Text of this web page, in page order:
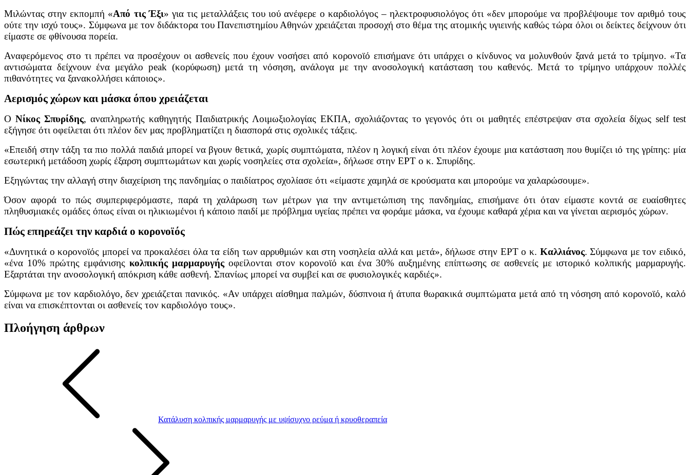
Μιλώντας στην εκπομπή «Από τις Έξι» για τις μεταλλάξεις του ιού ανέφερε ο καρδιολόγος – ηλεκτροφυσιολόγος ότι «δεν μπορούμε να προβλέψουμε τον αριθμό τους
ούτε την ισχύ τους». Σύμφωνα με τον διδάκτορα του Πανεπιστημίου Αθηνών χρειάζεται προσοχή στο θέμα της ατομικής υγιεινής καθώς τώρα όλοι οι δείκτες δείχνουν ότι
είμαστε σε φθίνουσα πορεία.
Αναφερόμενος στο τι πρέπει να προσέχουν οι ασθενείς που έχουν νοσήσει από κορονοϊό επισήμανε ότι υπάρχει ο κίνδυνος να μολυνθούν ξανά μετά το τρίμηνο. «Τα
αντισώματα δείχνουν ένα μεγάλο peak (κορύφωση) μετά τη νόσηση, ανάλογα με την ανοσολογική κατάσταση του καθενός. Μετά το τρίμηνο υπάρχουν πολλές
πιθανότητες να ξανακολλήσει κάποιος».
Αερισμός χώρων και μάσκα όπου χρειάζεται
Ο Νίκος Σπυρίδης, αναπληρωτής καθηγητής Παιδιατρικής Λοιμωξιολογίας ΕΚΠΑ, σχολιάζοντας το γεγονός ότι οι μαθητές επέστρεψαν στα σχολεία δίχως self test
εξήγησε ότι οφείλεται ότι πλέον δεν μας προβληματίζει η διασπορά στις σχολικές τάξεις.
«Επειδή στην τάξη τα πιο πολλά παιδιά μπορεί να βγουν θετικά, χωρίς συμπτώματα, πλέον η λογική είναι ότι πλέον έχουμε μια κατάσταση που θυμίζει ιό της γρίπης: μία
εσωτερική μετάδοση χωρίς έξαρση συμπτωμάτων και χωρίς νοσηλείες στα σχολεία», δήλωσε στην ΕΡΤ ο κ. Σπυρίδης.
Εξηγώντας την αλλαγή στην διαχείριση της πανδημίας ο παιδίατρος σχολίασε ότι «είμαστε χαμηλά σε κρούσματα και μπορούμε να χαλαρώσουμε».
Όσον αφορά το πώς συμπεριφερόμαστε, παρά τη χαλάρωση των μέτρων για την αντιμετώπιση της πανδημίας, επισήμανε ότι όταν είμαστε κοντά σε ευαίσθητες
πληθυσμιακές ομάδες όπως είναι οι ηλικιωμένοι ή κάποιο παιδί με πρόβλημα υγείας πρέπει να φοράμε μάσκα, να έχουμε καθαρά χέρια και να γίνεται αερισμός χώρων.
Πώς επηρεάζει την καρδιά ο κορονοϊός
«Δυνητικά ο κορονοϊός μπορεί να προκαλέσει όλα τα είδη των αρρυθμιών και στη νοσηλεία αλλά και μετά», δήλωσε στην ΕΡΤ ο κ. Καλλιάνος. Σύμφωνα με τον ειδικό,
«ένα 10% πρώτης εμφάνισης κολπικής μαρμαρυγής οφείλονται στον κορονοϊό και ένα 30% αυξημένης επίπτωσης σε ασθενείς με ιστορικό κολπικής μαρμαρυγής.
Εξαρτάται την ανοσολογική απόκριση κάθε ασθενή. Σπανίως μπορεί να συμβεί και σε φυσιολογικές καρδιές».
Σύμφωνα με τον καρδιολόγο, δεν χρειάζεται πανικός. «Αν υπάρχει αίσθημα παλμών, δύσπνοια ή άτυπα θωρακικά συμπτώματα μετά από τη νόσηση από κορονοϊό, καλό
είναι να επισκέπτονται οι ασθενείς τον καρδιολόγο τους».
Πλοήγηση άρθρων
Κατάλυση κολπικής μαρμαρυγής με υψίσυχνο ρεύμα ή κρυοθεραπεία